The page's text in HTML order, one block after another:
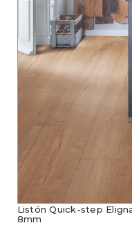
Listón Quick-step
8mm